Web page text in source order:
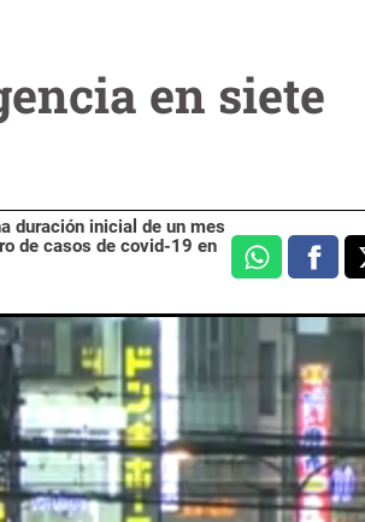
en siete
duración inicial de un mes
de casos de covid-19 en